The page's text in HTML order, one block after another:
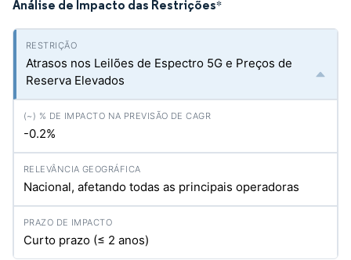
Análise de Impacto das Restrições*
Atrasos nos Leilões de Espectro 5G e Preços de
Reserva Elevados
-0.2%
Nacional, afetando todas as principais operadoras
Curto prazo (≤ 2 anos)